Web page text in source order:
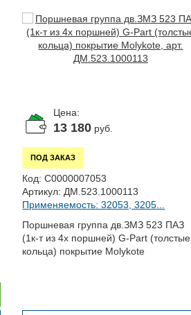
Цена:
13 180 руб.
ПОД ЗАКАЗ
Код: С0000007053
Артикул: ДМ.523.1000113
Применяемость: 32053, 3205...
Поршневая группа дв.ЗМЗ 523 ПАЗ
(1к-т из 4x поршней) G-Part (толстые
кольца) покрытие Molykote